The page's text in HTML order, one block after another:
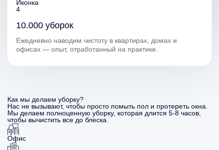
10.000 уборок
Ежедневно наводим чистоту в квартирах, домах и
офисах — опыт, отработанный на практике.
Как мы делаем уборку?
Нас не вызывают, чтобы просто помыть пол и протереть окна.
Мы делаем полноценную уборку, которая длится 5-8 часов,
чтобы вычистить все до блеска.
Офис